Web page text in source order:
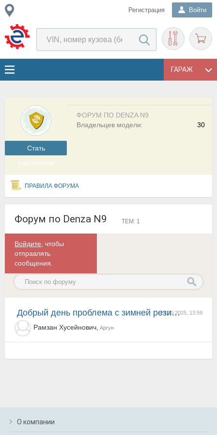
Регистрация Войти
ГАРАЖ
Cтать
участником
ФОРУМ ПО DENZA N9
30
Владельцев модели:
ПРАВИЛА ФОРУМА
Форум по Denza N9 ТЕМ: 1
Войдите , чтобы
отправлять
сообщения.
24.10.2025, 13:59
добрый день проблема с зимней резиной для денз на кавказе может кто что тподскажет ?
Рамзан Хусейнович, Аргун
О компании